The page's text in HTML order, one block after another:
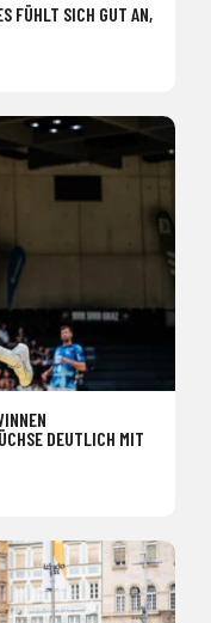
FÜHLT SICH GUT AN,
DEUTLICH MIT